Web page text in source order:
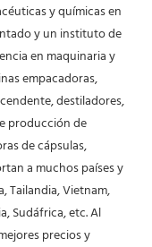
y químicas en
y un instituto de
en maquinaria y
empacadoras,
destiladores,
producción de
de cápsulas,
a muchos países y
Tailandia, Vietnam,
Sudáfrica, etc. Al
precios y